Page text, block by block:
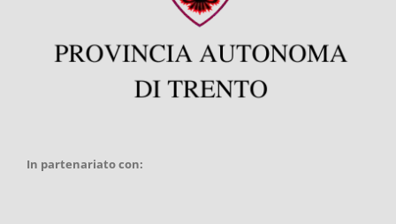
In partenariato con: